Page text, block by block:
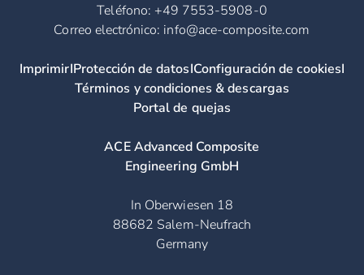
Teléfono: +49 7553-5908-0
Correo electrónico: info@ace-composite.com
ImprimirIProtección de datosIConfiguración de cookiesI
Términos y condiciones & descargas
Portal de quejas
ACE Advanced Composite
Engineering GmbH
In Oberwiesen 18
88682 Salem-Neufrach
Germany